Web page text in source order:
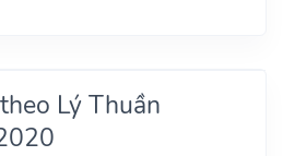
Lý Thuần